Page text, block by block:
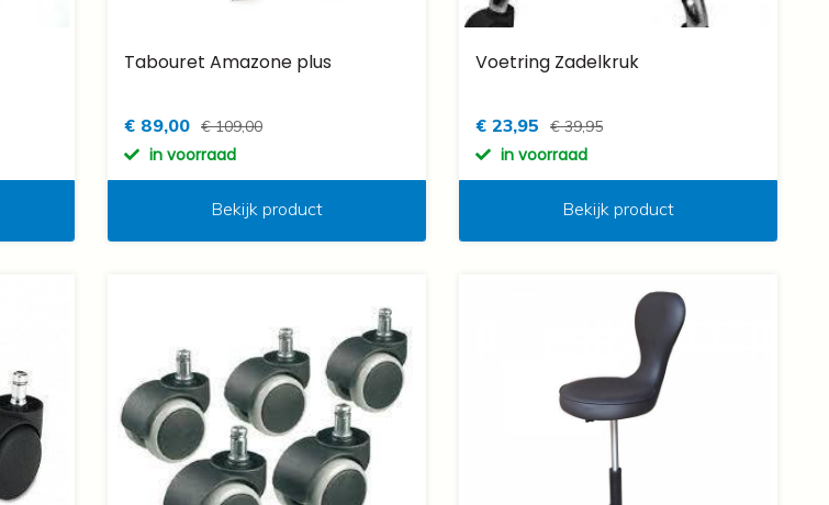
Tabouret Amazone plus
€ 89,00 € 109,00
in voorraad
Bekijk product
Voetring Zadelkruk
€ 23,95 € 39,95
in voorraad
Bekijk product